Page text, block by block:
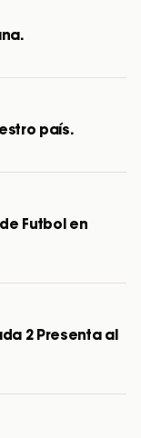
país.
Futbol en
2 Presenta al